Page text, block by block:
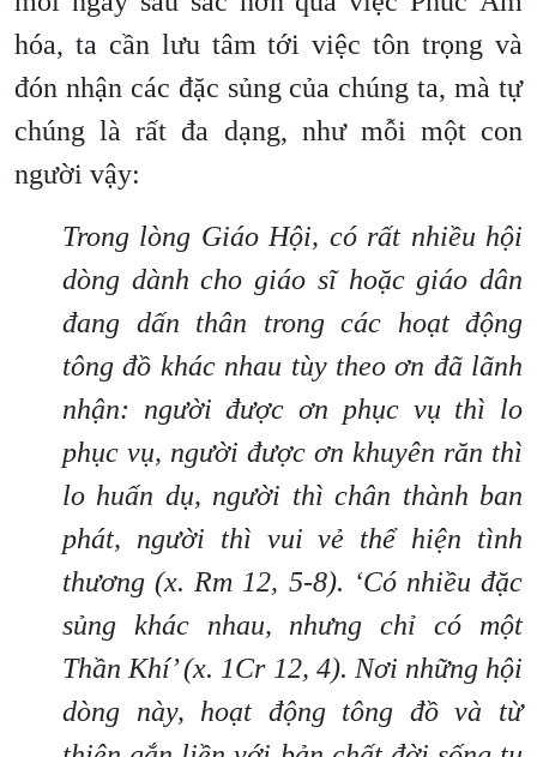
hóa, ta cần lưu tâm tới việc tôn trọng và
đón nhận các đặc sủng của chúng ta, mà tự
chúng là rất đa dạng, như mỗi một con
người vậy:
Trong lòng Giáo Hội, có rất nhiều hội
dòng dành cho giáo sĩ hoặc giáo dân
đang dấn thân trong các hoạt động
tông đồ khác nhau tùy theo ơn đã lãnh
nhận: người được ơn phục vụ thì lo
phục vụ, người được ơn khuyên răn thì
lo huấn dụ, người thì chân thành ban
phát, người thì vui vẻ thể hiện tình
thương (x. Rm 12, 5-8). ‘Có nhiều đặc
sủng khác nhau, nhưng chỉ có một
Thần Khí’ (x. 1Cr 12, 4). Nơi những hội
dòng này, hoạt động tông đồ và từ